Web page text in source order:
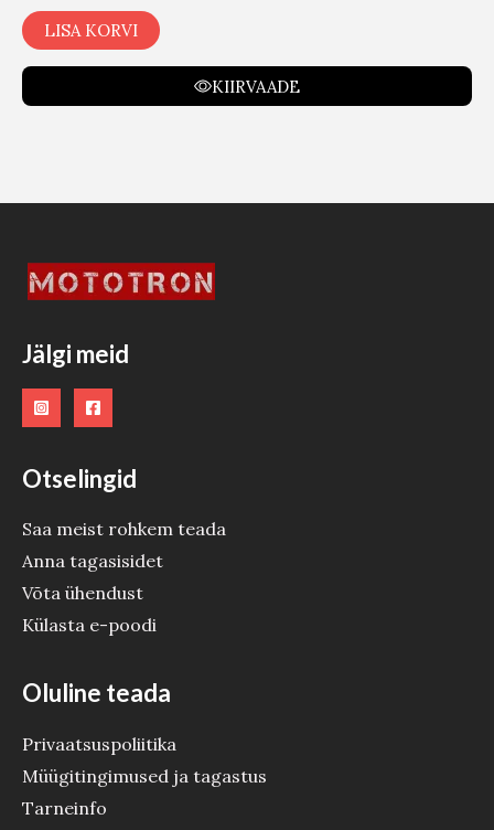
LISA KORVI
KIIRVAADE
Jälgi meid
Otselingid
Saa meist rohkem teada
Anna tagasisidet
Võta ühendust
Külasta e-poodi
Oluline teada
Privaatsuspoliitika
Müügitingimused ja tagastus
Tarneinfo